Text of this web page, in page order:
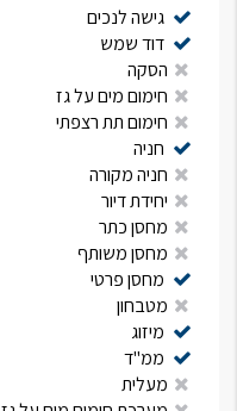
גישה לנכים
דוד שמש
הסקה
חימום מים על גז
חימום תת רצפתי
חניה
חניה מקורה
יחידת דיור
מחסן כתר
מחסן משותף
מחסן פרטי
מטבחון
מיזוג
ממ"ד
מעלית